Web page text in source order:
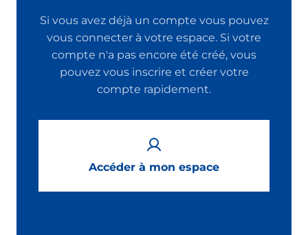
Si vous avez déjà un compte vous pouvez
vous connecter à votre espace. Si votre
compte n'a pas encore été créé, vous
pouvez vous inscrire et créer votre
compte rapidement.
Accéder à mon espace